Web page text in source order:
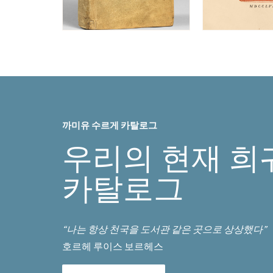
까미유 수르게 카탈로그
우리의 현재 희
카탈로그
“나는 항상 천국을 도서관 같은 곳으로 상상했다”
호르헤 루이스 보르헤스